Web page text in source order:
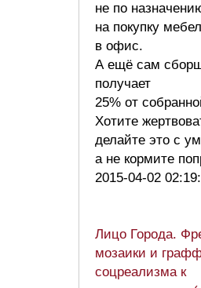
не по
на покупку
в офис.
А ещё сам
получает
25% от
Хотите
делайте это с
а не кормите
2015-04-02
Лицо Города.
мозаики и
соцреализма к